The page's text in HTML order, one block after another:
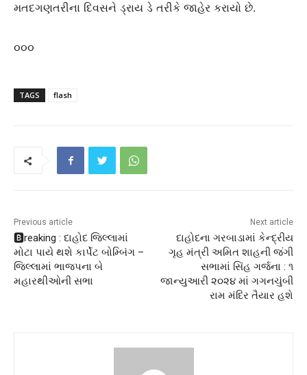
મતદગણતરીના દિવસને ડ્રાય ડે તરીકે જાહેર કરાયો છે.
૦૦૦
TAGS flash
Previous article
🅱️reaking : દાહોદ જિલ્લામાં
મોટા પાયે થશે કાર્પેટ બોમ્બિંગ –
જિલ્લામાં ભાજપના બે
મહારથીઓની સભા
Next article
દાહોદના ગરબાડામાં કેન્દ્રીય
ગૃહ મંત્રી અમિત શાહની જંગી
સભામાં સિંહ ગર્જના : ૧
જાન્યુઆરી ૨૦૨૪ માં ગગનચુંબી
રામ મંદિર તૈયાર હશે